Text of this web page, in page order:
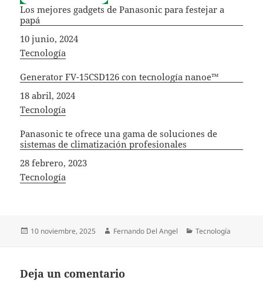
Los mejores gadgets de Panasonic para festejar a
papá
Fecha
10 junio, 2024
In relation to
Tecnología
Generator FV-15CSD126 con tecnología nanoe™
Fecha
18 abril, 2024
In relation to
Tecnología
Panasonic te ofrece una gama de soluciones de
sistemas de climatización profesionales
Fecha
28 febrero, 2023
In relation to
Tecnología
Publicado
10 noviembre, 2025 Autor
Fernando Del Angel Categorías
Tecnología
Deja un comentario